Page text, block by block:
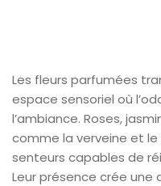
Les fleurs parfumées
espace sensoriel où
l’ambiance. Roses,
comme la verveine et
senteurs capables de
Leur présence crée